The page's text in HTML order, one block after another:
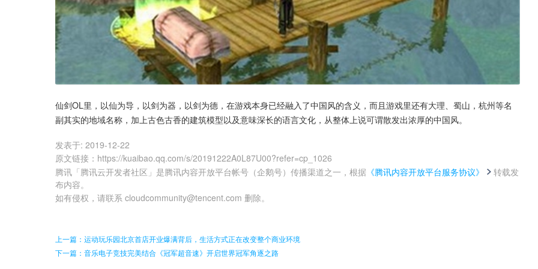
仙剑OL里，以仙为导，以剑为器，以剑为德，在游戏本身已经融入了中国风的含义，而且游戏里还有大理、蜀山，杭州等名
副其实的地域名称，加上古色古香的建筑模型以及意味深长的语言文化，从整体上说可谓散发出浓厚的中国风。
发表于: 2019-12-22
原文链接 ： https://kuaibao.qq.com/s/20191222A0L87U00?refer=cp_1026
腾讯「腾讯云开发者社区」是腾讯内容开放平台帐号（企鹅号）传播渠道之一，根据 《腾讯内容开放平台服务协议》
转载发
布内容。
如有侵权，请联系 cloudcommunity@tencent.com 删除。
上一篇：运动玩乐园北京首店开业爆满背后，生活方式正在改变整个商业环境
下一篇：音乐电子竞技完美结合《冠军超音速》开启世界冠军角逐之路